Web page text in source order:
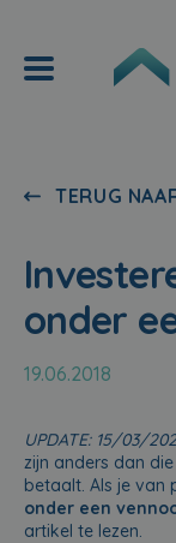
TERUG
onder
19.06.2018
UPDATE: 15/03/
zijn anders dan
betaalt. Als je van
onder een
artikel te lezen.